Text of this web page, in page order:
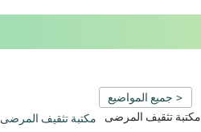
< جميع المواضيع
مكتبة تثقيف المرضى
مكتبة تثقيف المرضى